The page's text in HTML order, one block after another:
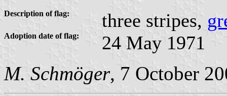
Description of flag: three stripes,
Adoption date of flag: 24 May 1971
M. Schmöger, 7 October